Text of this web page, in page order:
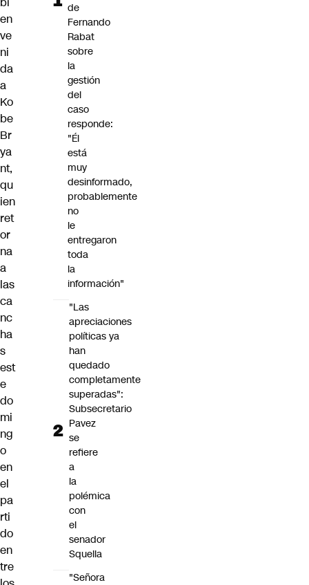
en
ve
ni
da
a
Ko
be
Br
ya
nt,
qu
ien
ret
or
na
a
las
ca
nc
ha
s
est
e
do
mi
ng
o
en
el
pa
rti
do
en
tre
de
Fernando
Rabat
sobre
la
gestión
del
caso
responde:
"Él
está
muy
desinformado,
probablemente
no
le
entregaron
toda
la
información"
"Las
apreciaciones
políticas ya
han
quedado
completamente
superadas":
Subsecretario
Pavez
se
refiere
a
la
polémica
con
el
senador
Squella
"Señora